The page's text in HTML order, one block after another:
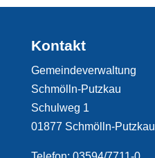
Kontakt
Gemeindeverwaltung
Schmölln-Putzkau
Schulweg 1
01877 Schmölln-Putzkau